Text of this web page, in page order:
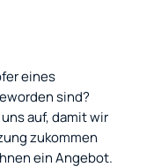
eines
sind?
auf, damit wir
zukommen
ein Angebot.